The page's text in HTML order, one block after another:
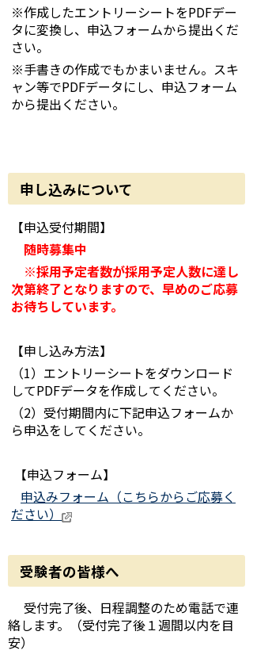
※作成したエントリーシートをPDFデー
タに変換し、申込フォームから提出くだ
さい。
※手書きの作成でもかまいません。スキ
ャン等でPDFデータにし、申込フォーム
から提出ください。
申し込みについて
【申込受付期間】
随時募集中
※採用予定者数が採用予定人数に達し
次第終了となりますので、早めのご応募
お待ちしています。
【申し込み方法】
（1）エントリーシートをダウンロード
してPDFデータを作成してください。
（2）受付期間内に下記申込フォームか
ら申込をしてください。
【申込フォーム】
申込みフォーム（こちらからご応募く
ださい）
受験者の皆様へ
受付完了後、日程調整のため電話で連
絡します。（受付完了後１週間以内を目
安）